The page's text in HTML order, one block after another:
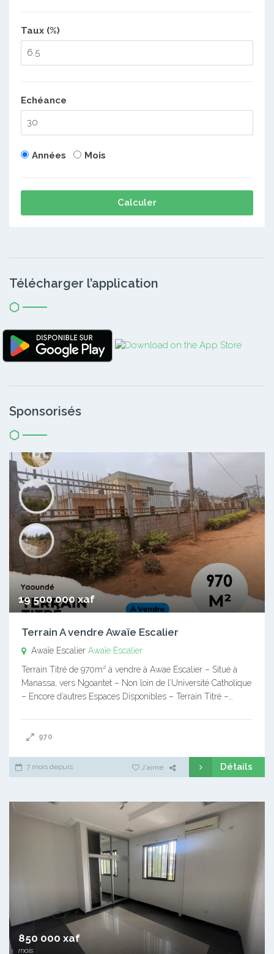
Taux (%)
Echéance
Années Mois
Calculer
Télécharger l’application
Sponsorisés
19 500 000 xaf
Terrain A vendre Awaïe Escalier
Awaïe Escalier Awaïe Escalier
Terrain Titré de 970m² à vendre à Awae Escalier – Situé à
Manassa, vers Ngoantet – Non loin de l’Université Catholique
– Encore d’autres Espaces Disponibles – Terrain Titré –…
970
7 mois depuis J'aime Détails
850 000 xaf
mois